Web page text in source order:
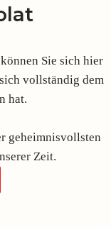
Sie sich hier
vollständig dem
hat.
geheimnisvollsten
Zeit.